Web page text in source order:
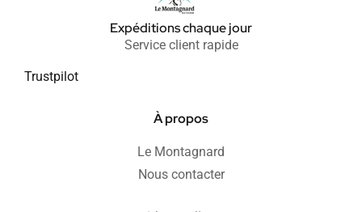
Expéditions chaque jour
Service client rapide
Trustpilot
À propos
Le Montagnard
Nous contacter